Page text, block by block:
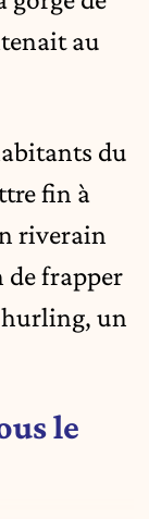
au
du
fin à
riverain
frapper
un
le